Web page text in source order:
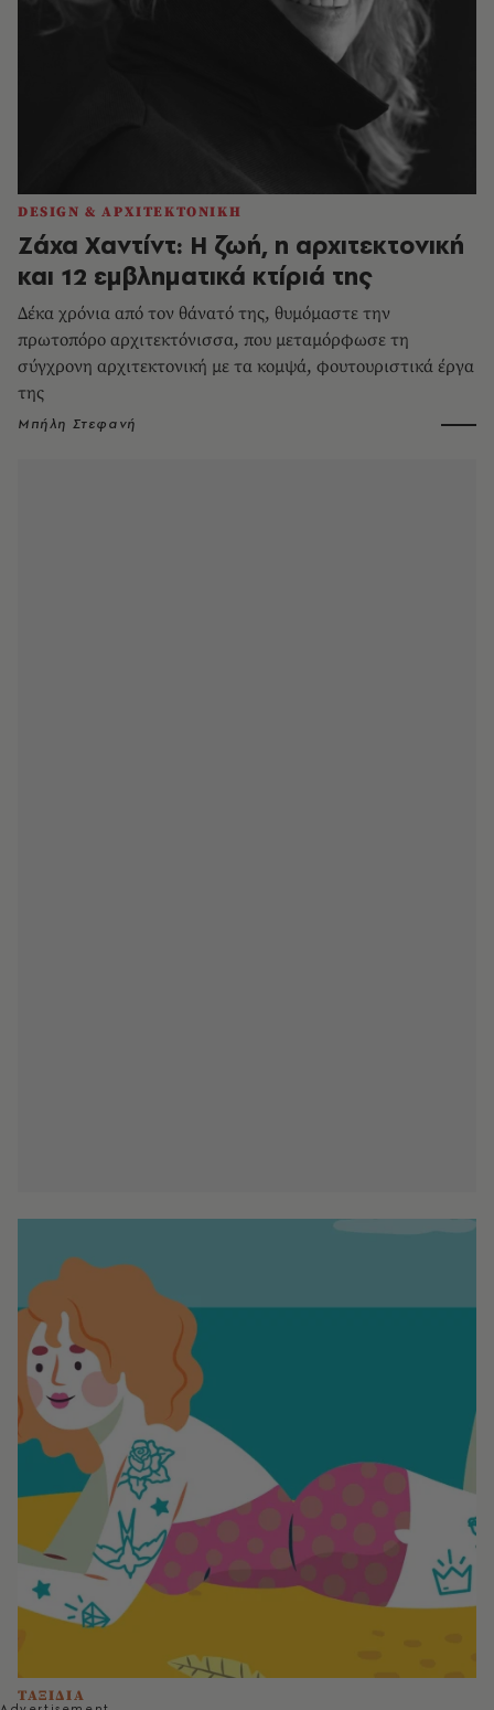
DESIGN & ΑΡΧΙΤΕΚΤΟΝΙΚΗ
Ζάχα Χαντίντ: Η ζωή, η αρχιτεκτονική
και 12 εμβληματικά κτίριά της
Δέκα χρόνια από τον θάνατό της, θυμόμαστε την
πρωτοπόρο αρχιτεκτόνισσα, που μεταμόρφωσε τη
σύγχρονη αρχιτεκτονική με τα κομψά, φουτουριστικά έργα
της
Μπήλη Στεφανή
ΤΑΞΙΔΙΑ